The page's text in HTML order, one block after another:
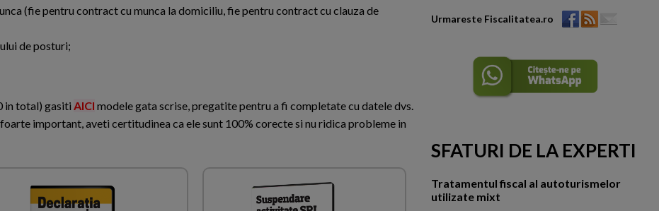
(fie pentru contract cu munca la domiciliu, fie pentru contract cu clauza de
de posturi;
in total) gasiti AICI modele gata scrise, pregatite pentru a fi completate cu datele dvs.
important, aveti certitudinea ca ele sunt 100% corecte si nu ridica probleme in
Urmareste Fiscalitatea.ro
SFATURI DE LA EXPERTI
Tratamentul fiscal al autoturismelor
utilizate mixt